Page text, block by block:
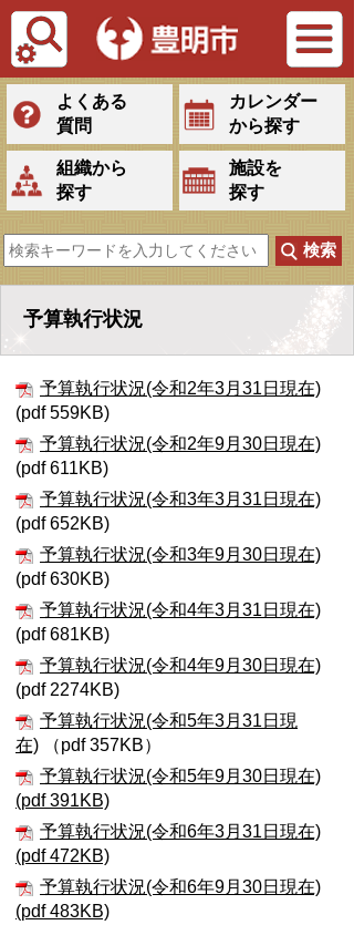
Tiếng Việt
よくある
質問
カレンダー
から探す
組織から
探す
施設を
探す
予算執行状況
予算執行状況(令和2年3月31日現在)
(pdf 559KB)
予算執行状況(令和2年9月30日現在)
(pdf 611KB)
予算執行状況(令和3年3月31日現在)
(pdf 652KB)
予算執行状況(令和3年9月30日現在)
(pdf 630KB)
予算執行状況(令和4年3月31日現在)
(pdf 681KB)
予算執行状況(令和4年9月30日現在)
(pdf 2274KB)
予算執行状況(令和5年3月31日現
在) （pdf 357KB）
予算執行状況(令和5年9月30日現在)
(pdf 391KB)
予算執行状況(令和6年3月31日現在)
(pdf 472KB)
予算執行状況(令和6年9月30日現在)
(pdf 483KB)